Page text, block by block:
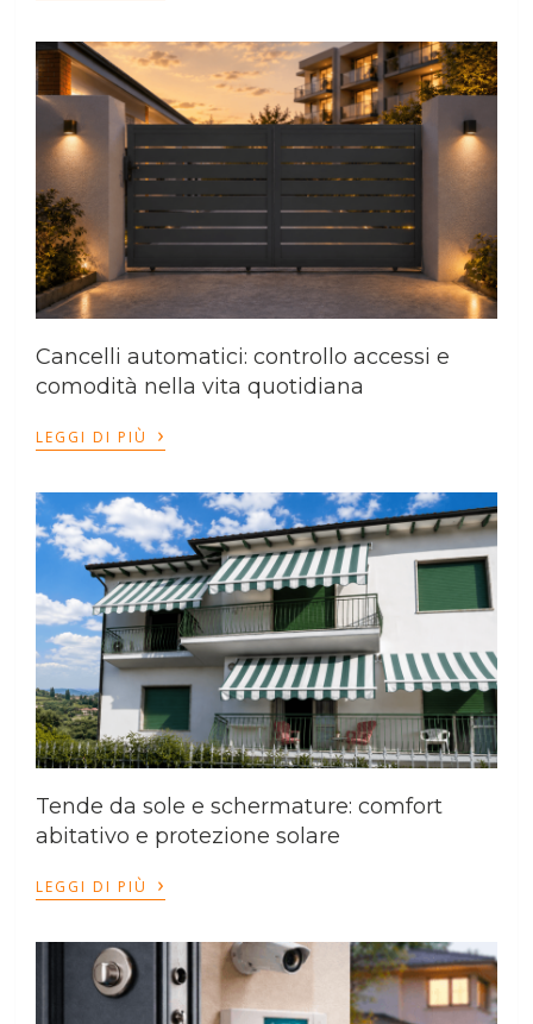
Cancelli automatici: controllo accessi e
comodità nella vita quotidiana
LEGGI DI PIÙ ›
Tende da sole e schermature: comfort
abitativo e protezione solare
LEGGI DI PIÙ ›